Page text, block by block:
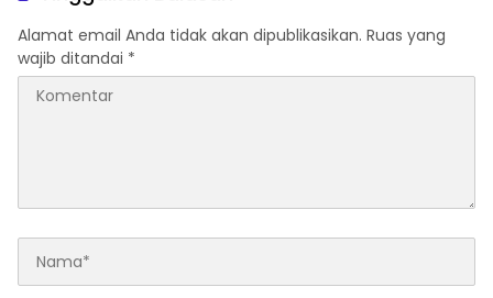
Alamat email Anda tidak akan dipublikasikan. Ruas yang
wajib ditandai *